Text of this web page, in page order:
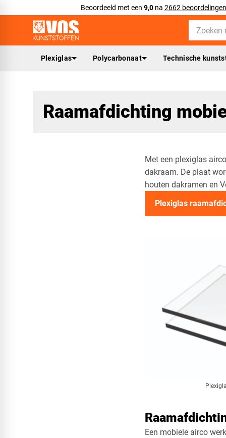
Beoordeeld met een 9,0na 2662 beoordelingen
Plexiglas Polycarbonaat Technische
Raamafdichting
Met een plexiglas
dakraam. De plaat
houten dakramen en
Plexiglas
Een mobiele airco